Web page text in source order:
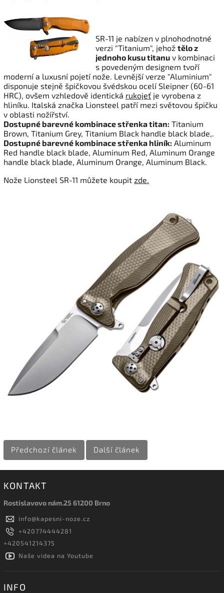
SR-11 je nabízen v plnohodnotné
verzi "Titanium", jehož tělo z
jednoho kusu titanuv kombinaci
s povedeným designem tvoří
moderní a luxusní pojetí nože. Levnější verze "Aluminium"
disponuje stejně špičkovou švédskou ocelí Sleipner (60-61
HRC), ovšem vzhledově identická rukojeť je vyrobena z
hliníku. Italská značka Lionsteel patří mezi světovou špičku
v oblasti nožířství.
Dostupné barevné kombinace střenka titan: Titanium
Brown, Titanium Grey, Titanium Black handle black blade,.
Dostupné barevné kombinace střenka hliník: Aluminum
Red handle black blade, Aluminum Red, Aluminum Orange
handle black blade, Aluminum Orange, Aluminum Black.
Nože Lionsteel SR-11 můžete koupit zde.
Předchozí článek Další článek
KONTAKT
Rostislavovo nám.25 61200 Brno
info@kapesni-noze.cz
+420774444281
+420541214375
Naše videa na Youtube
INFO